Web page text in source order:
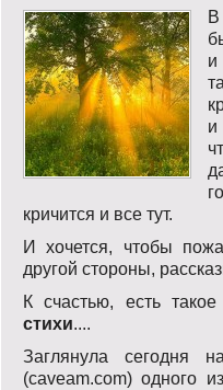
Философские
Этот огромный мир!
и
и
кричится и все тут.
И хочется, чтобы
другой стороны,
К счастью, есть
стихи....
Заглянула сегодня
(caveam.com) одного